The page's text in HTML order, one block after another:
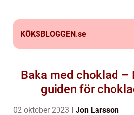
KÖKSBLOGGEN.se
Baka med choklad –
guiden för
02 oktober 2023 Jon Larsson